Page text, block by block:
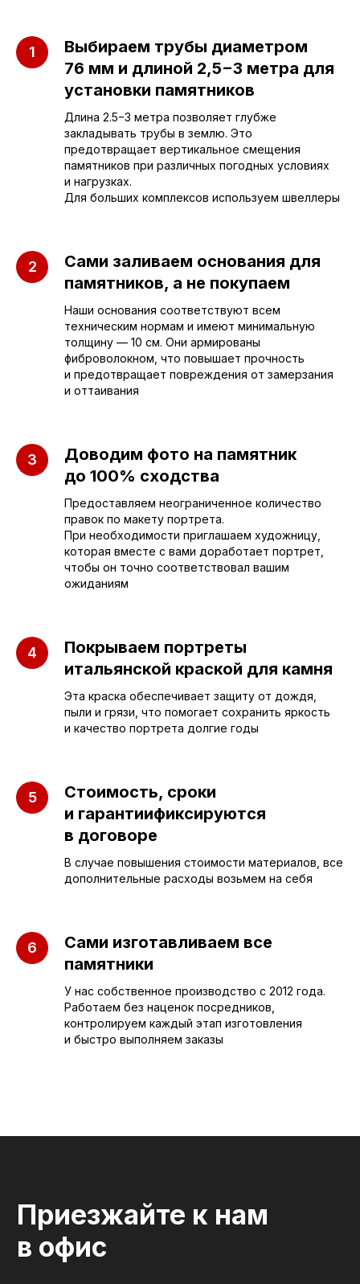
Выбираем трубы диаметром
76 мм и длиной 2,5−3 метра для
установки памятников
Длина 2.5−3 метра позволяет глубже
закладывать трубы в землю. Это
предотвращает вертикальное смещения
памятников при различных погодных условиях
и нагрузках.
Для больших комплексов используем швеллеры
Сами заливаем основания для
памятников, а не покупаем
Наши основания соответствуют всем
техническим нормам и имеют минимальную
толщину — 10 см. Они армированы
фиброволокном, что повышает прочность
и предотвращает повреждения от замерзания
и оттаивания
Доводим фото на памятник
до 100% сходства
Предоставляем неограниченное количество
правок по макету портрета.
При необходимости приглашаем художницу,
которая вместе с вами доработает портрет,
чтобы он точно соответствовал вашим
ожиданиям
Покрываем портреты
итальянской краской для камня
Эта краска обеспечивает защиту от дождя,
пыли и грязи, что помогает сохранить яркость
и качество портрета долгие годы
Стоимость, сроки
и гарантиификсируются
в договоре
В случае повышения стоимости материалов, все
дополнительные расходы возьмем на себя
Сами изготавливаем все
памятники
У нас собственное производство с 2012 года.
Работаем без наценок посредников,
контролируем каждый этап изготовления
и быстро выполняем заказы
Приезжайте к нам
в офис
sleza-v-kamne64@yandex.ru
г. Саратов, улица имени Е.И.
Пугачёва, 156
ПАМЯТНИКИ
Бюджетные
г. Энгельс, Весёлая ул., 114
Горизонтальные
Комплексы
Военному
СЛЕЗА В
КАМНЕ
ИНФОРМАЦИЯ
644910038492
О компании
Отзывы
Наши работы
Политика конфиденциальности
Благоустройство
Доставка и
+7 (953) 637-24-55